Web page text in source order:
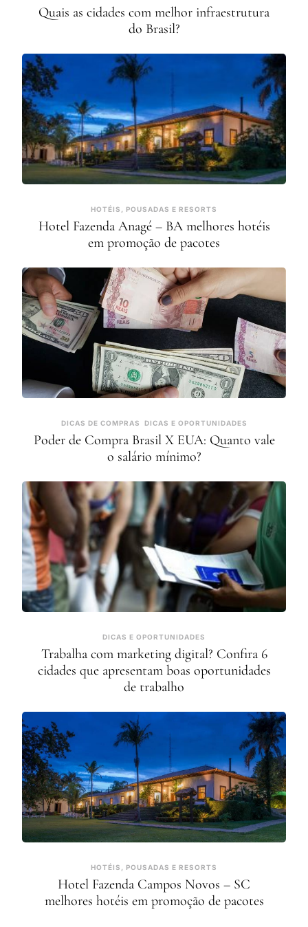
Quais as cidades com melhor infraestrutura
do Brasil?
HOTÉIS, POUSADAS E RESORTS
Hotel Fazenda Anagé – BA melhores hotéis
em promoção de pacotes
DICAS DE COMPRAS DICAS E OPORTUNIDADES
Poder de Compra Brasil X EUA: Quanto vale
o salário mínimo?
DICAS E OPORTUNIDADES
Trabalha com marketing digital? Confira 6
cidades que apresentam boas oportunidades
de trabalho
HOTÉIS, POUSADAS E RESORTS
Hotel Fazenda Campos Novos – SC
melhores hotéis em promoção de pacotes